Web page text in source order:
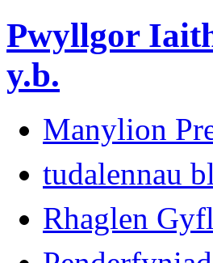
Pwyllgor
y.b.
Manylion
tudalennau
Rhaglen